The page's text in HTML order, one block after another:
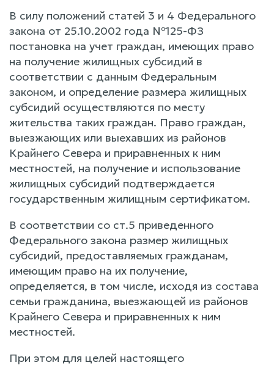
В силу положений статей 3 и 4 Федерального
закона от 25.10.2002 года №125-ФЗ
постановка на учет граждан, имеющих право
на получение жилищных субсидий в
соответствии с данным Федеральным
законом, и определение размера жилищных
субсидий осуществляются по месту
жительства таких граждан. Право граждан,
выезжающих или выехавших из районов
Крайнего Севера и приравненных к ним
местностей, на получение и использование
жилищных субсидий подтверждается
государственным жилищным сертификатом.
В соответствии со ст.5 приведенного
Федерального закона размер жилищных
субсидий, предоставляемых гражданам,
имеющим право на их получение,
определяется, в том числе, исходя из состава
семьи гражданина, выезжающей из районов
Крайнего Севера и приравненных к ним
местностей.
При этом для целей настоящего